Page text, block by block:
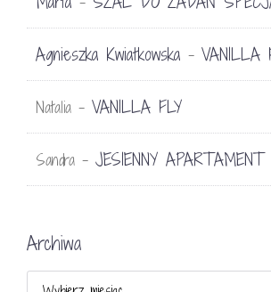
Agnieszka Kwiatkowska - VANILLA
Natalia - VANILLA FLY
Sandra - JESIENNY APARTAMENT
Archiwa
Archiwa